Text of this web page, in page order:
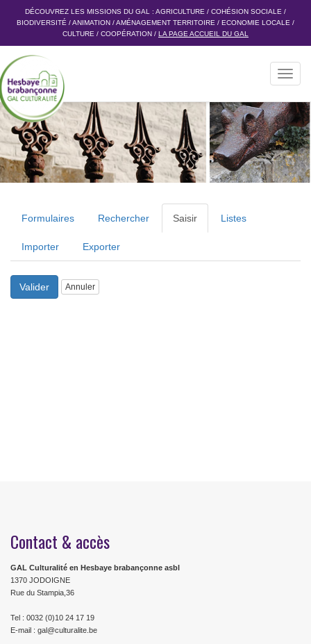
DÉCOUVREZ LES MISSIONS DU GAL : AGRICULTURE / COHÉSION SOCIALE /
BIODIVERSITÉ /ANIMATION /AMÉNAGEMENT TERRITOIRE / ECONOMIE LOCALE /
CULTURE / COOPÉRATION / LA PAGE ACCUEIL DU GAL
Formulaires Rechercher Saisir Listes
Importer Exporter
Valider Annuler
Contact & accès
GAL Culturalité en Hesbaye brabançonne asbl
1370 JODOIGNE
Rue du Stampia,36
Tel : 0032 (0)10 24 17 19
E-mail : gal@culturalite.be